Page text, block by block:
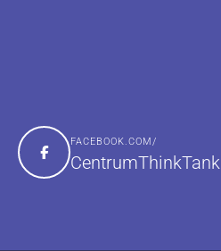
FACEBOOK.COM/
CentrumThinkTank